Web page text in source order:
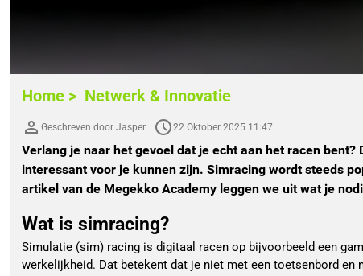
Home > Netwerk & Innovatie
Geschreven door Jasper 22 Oktober 2025 11:47
Verlang je naar het gevoel dat je echt aan het racen
interessant voor je kunnen zijn. Simracing wordt steeds
artikel van de Megekko Academy leggen we uit wat je
Wat is simracing?
Simulatie (sim) racing is digitaal racen op bijvoorbeeld een
werkelijkheid. Dat betekent dat je niet met een toetsenbord